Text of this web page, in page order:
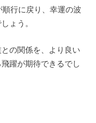
行に戻り、幸運の波
ょう。
の関係を、より良い
躍が期待できるでし